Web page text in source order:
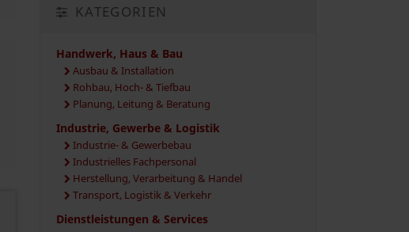
KATEGORIEN
Handwerk, Haus & Bau
Ausbau & Installation
Rohbau, Hoch- & Tiefbau
Planung, Leitung & Beratung
Industrie, Gewerbe & Logistik
Industrie- & Gewerbebau
Industrielles Fachpersonal
Herstellung, Verarbeitung & Handel
Transport, Logistik & Verkehr
Dienstleistungen & Services